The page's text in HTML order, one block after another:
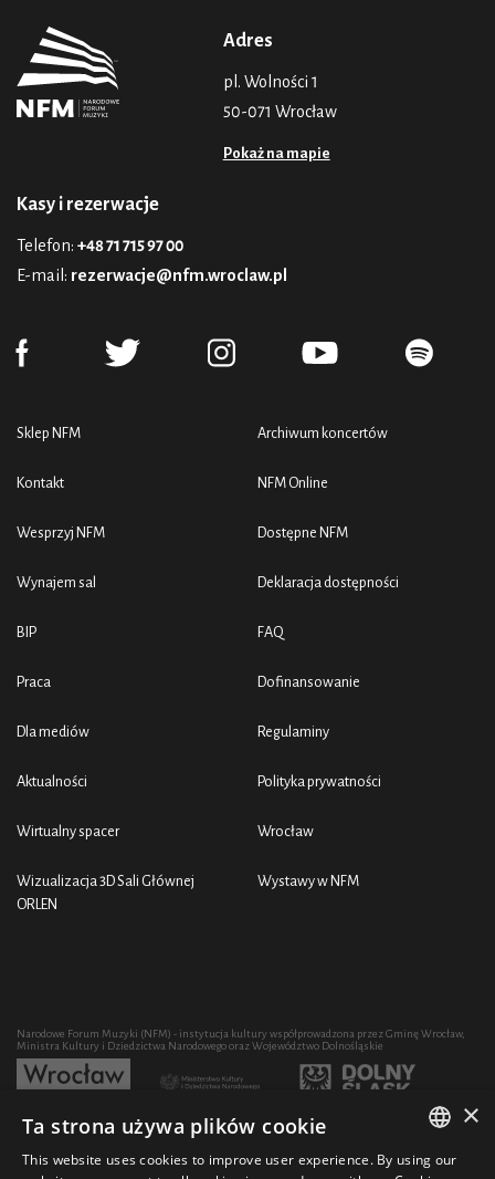
Adres
pl. Wolności 1
50-071 Wrocław
Pokaż na mapie
Kasy i rezerwacje
Telefon: +48 71 715 97 00
E-mail: rezerwacje@nfm.wroclaw.pl
Sklep NFM
Kontakt
Wesprzyj NFM
Wynajem sal
BIP
Praca
Dla mediów
Aktualności
Wirtualny spacer
Wizualizacja 3D Sali Głównej
ORLEN
Archiwum koncertów
NFM Online
Dostępne NFM
Deklaracja dostępności
FAQ
Dofinansowanie
Regulaminy
Polityka prywatności
Wrocław
Wystawy w NFM
Narodowe Forum Muzyki (NFM) - instytucja kultury współprowadzona przez Gminę Wrocław,
Ministra Kultury i Dziedzictwa Narodowego oraz Województwo Dolnośląskie
Rozwój działalności artystycznej i edukacyjnej NFM poprzez zakup sprzętu współfinansowany
POLISH
×
Ta strona używa plików cookie
This website uses cookies to improve user experience. By using our